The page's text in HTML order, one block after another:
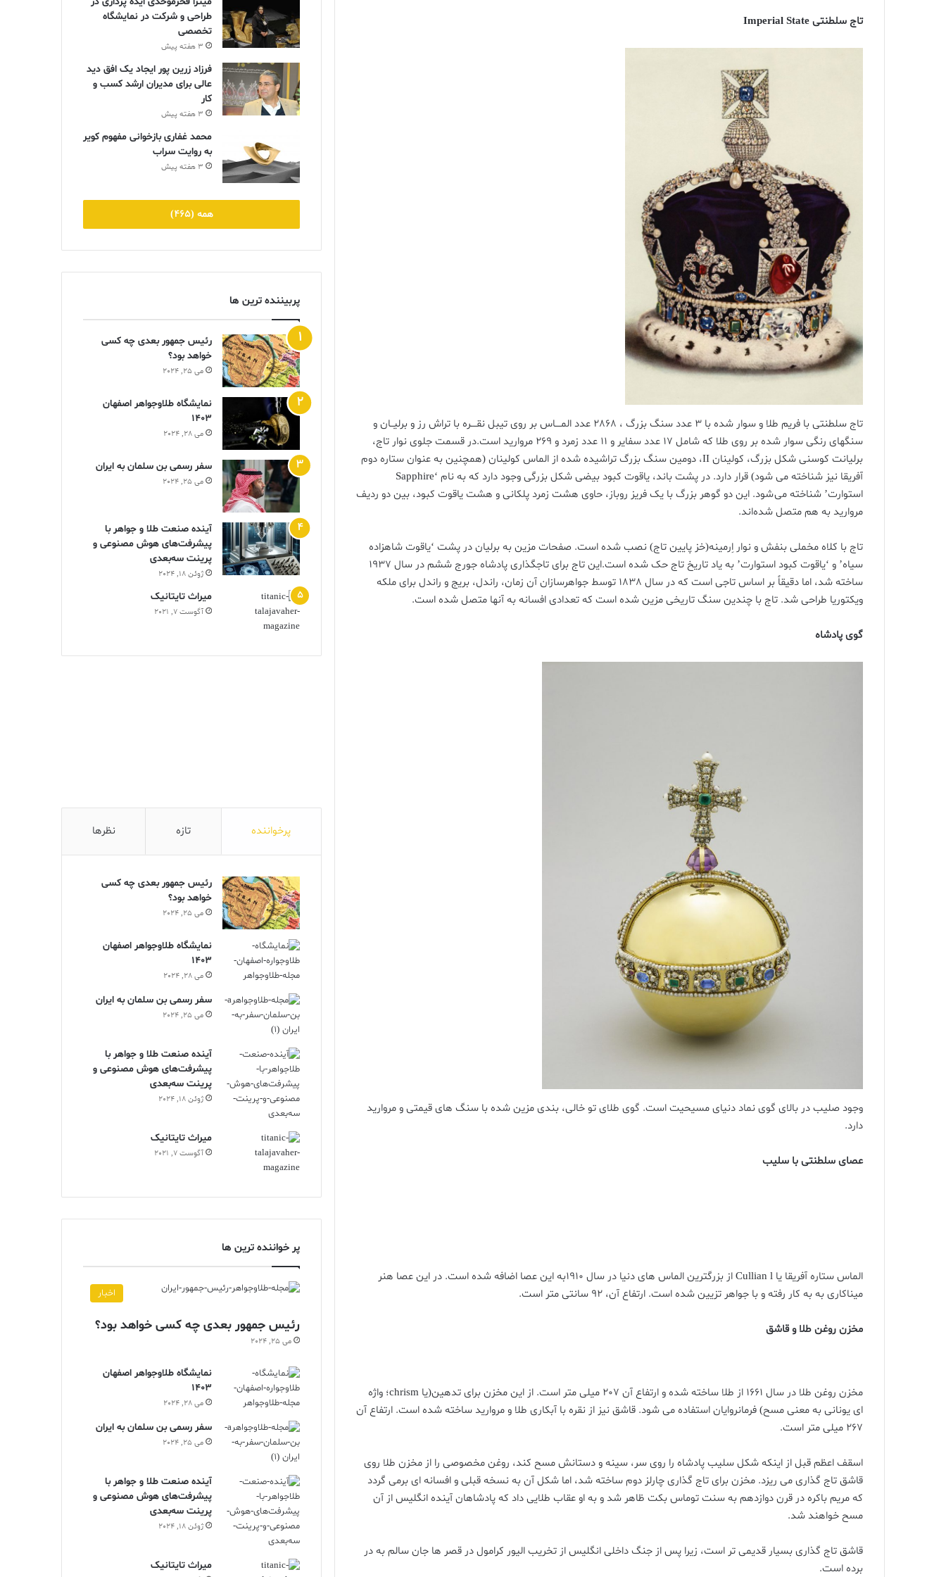
تاج سلطنتی Imperial State
تاج سلطنتی با فریم طلا و سوار شده با 3 عدد سنگ بزرگ ، 2868 عدد المــــاس بر روی تیبل نقــــره با تراش رز و برلیــان و
سنگهای رنگی سوار شده بر روی طلا که شامل 17 عدد سفایر و 11 عدد زمرد و 269 مروارید است.در قسمت جلوی نوار تاج،
برلیانت کوسنی شکل بزرگ، کولینان II، دومین سنگ بزرگ تراشیده شده از الماس کولینان (همچنین به عنوان ستاره دوم
آفریقا نیز شناخته می شود) قرار دارد. در پشت باند، یاقوت کبود بیضی شکل بزرگی وجود دارد که به نام ‘Sapphire
استوارت’ شناخته می شود. این دو گوهر بزرگ با یک فریز روباز، حاوی هشت زمرد پلکانی و هشت یاقوت کبود، بین دو ردیف
مروارید به هم متصل شده‌اند.
تاج با کلاه مخملی بنفش و نوار اِرمینه(خز پایین تاج) نصب شده است. صفحات مزین به برلیان در پشت ‘یاقوت شاهزاده
سیاه’ و ‘یاقوت کبود استوارت’ به یاد تاریخ تاج حک شده است.این تاج برای تاجگذاری پادشاه جورج ششم در سال 1937
ساخته شد، اما دقیقاً بر اساس تاجی است که در سال 1838 توسط جواهرسازان آن زمان، راندل، بریج و راندل برای ملکه
ویکتوریا طراحی شد. تاج با چندین سنگ تاریخی مزین شده است که تعدادی افسانه به آنها متصل شده است.
گوی پادشاه
وجود صلیب در بالای گوی نماد دنیای مسیحیت است. گوی طلای تو خالی، بندی مزین شده با سنگ های قیمتی و مروارید
دارد.
عصای سلطنتی با سلیب
الماس ستاره آفریقا یا Cullian l از بزرگترین الماس های دنیا در سال 1910به این عصا اضافه شده است. در این عصا هنر
میناکاری به به کار رفته و با جواهر تزیین شده است. ارتفاع آن، 92 سانتی متر است.
مخزن روغن طلا و قاشق
مخزن روغن طلا در سال 1661 از طلا ساخته شده و ارتفاع آن 207 میلی متر است. از این مخزن برای تدهین(یا chrism؛ واژه
ای یونانی به معنی مسح) فرمانروایان استفاده می شود. قاشق نیز از نقره با آبکاری طلا و مروارید ساخته شده است. ارتفاع آن
267 میلی متر است.
اسقف اعظم قبل از اینکه شکل سلیب پادشاه را روی سر، سینه و دستانش مسح کند، روغن مخصوصی را از مخزن طلا روی
قاشق تاج گذاری می ریزد. مخزن برای تاج گذاری چارلز دوم ساخته شد، اما شکل آن به نسخه قبلی و افسانه ای برمی گردد
که مریم باکره در قرن دوازدهم به سنت توماس بکت ظاهر شد و به او عقاب طلایی داد که پادشاهان آینده انگلیس از آن
مسح خواهند شد.
قاشق تاج گذاری بسیار قدیمی تر است، زیرا پس از جنگ داخلی انگلیس از تخریب الیور کرامول در قصر ها جان سالم به در
برده است.
طراحی و شرکت در نمایشگاه
تخصصی
3 هفته پیش
فرزاد زرین پور ایجاد یک افق دید
عالی برای مدیران ارشد کسب و
کار
3 هفته پیش
محمد غفاری بازخوانی مفهوم کویر
به روایت سراب
3 هفته پیش
همه (465)
پربیننده ترین ها
رئیس جمهور بعدی چه کسی
خواهد بود؟
می 25, 2024
نمایشگاه طلاوجواهر اصفهان
1403
می 28, 2024
سفر رسمی بن سلمان به ایران
می 25, 2024
آینده صنعت طلا و جواهر با
پیشرفت‌های هوش مصنوعی و
پرینت سه‌بعدی
ژوئن 18, 2024
ميراث تايتانيک
آگوست 7, 2021
پرخواننده تازه نظرها
رئیس جمهور بعدی چه کسی
خواهد بود؟
می 25, 2024
نمایشگاه طلاوجواهر اصفهان
1403
می 28, 2024
سفر رسمی بن سلمان به ایران
می 25, 2024
آینده صنعت طلا و جواهر با
پیشرفت‌های هوش مصنوعی و
پرینت سه‌بعدی
ژوئن 18, 2024
ميراث تايتانيک
آگوست 7, 2021
پر خواننده ترین ها
اخبار
رئیس جمهور بعدی چه کسی خواهد بود؟
می 25, 2024
نمایشگاه طلاوجواهر اصفهان
1403
می 28, 2024
سفر رسمی بن سلمان به ایران
می 25, 2024
آینده صنعت طلا و جواهر با
پیشرفت‌های هوش مصنوعی و
پرینت سه‌بعدی
ژوئن 18, 2024
ميراث تايتانيک